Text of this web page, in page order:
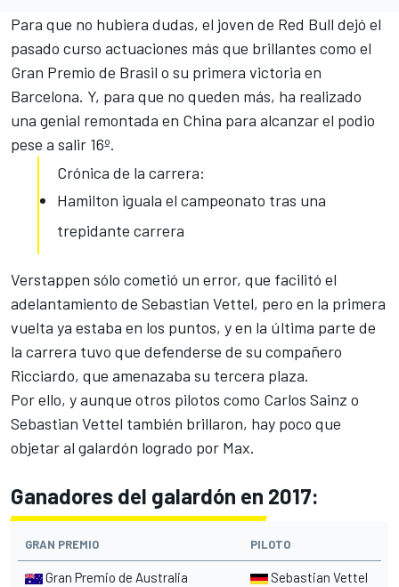
Para que no hubiera dudas, el joven de Red Bull dejó el
pasado curso actuaciones más que brillantes como el
Gran Premio de Brasil o su primera victoria en
Barcelona. Y, para que no queden más, ha realizado
una genial remontada en China para alcanzar el podio
pese a salir 16º.
Crónica de la carrera:
Hamilton iguala el campeonato tras una
trepidante carrera
Verstappen sólo cometió un error, que facilitó el
adelantamiento de Sebastian Vettel, pero en la primera
vuelta ya estaba en los puntos, y en la última parte de
la carrera tuvo que defenderse de su compañero
Ricciardo, que amenazaba su tercera plaza.
Por ello, y aunque otros pilotos como Carlos Sainz o
Sebastian Vettel también brillaron, hay poco que
objetar al galardón logrado por Max.
Ganadores del galardón en 2017:
GRAN PREMIO PILOTO
Gran Premio de Australia Sebastian Vettel